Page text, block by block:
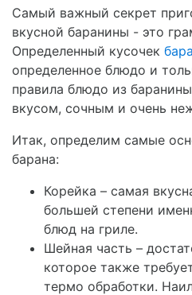
Самый важный секрет
вкусной баранины - это
Определенный кусочек
определенное блюдо и
правила блюдо из
вкусом, сочным и очень
Итак, определим самые
барана:
Корейка – самая
большей степени
блюд на гриле.
Шейная часть –
которое также
термо обработки.